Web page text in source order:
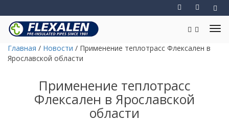
Главная / Новости / Применение теплотрасс Флексален в
Ярославской области
Применение теплотрасс
Флексален в Ярославской
области